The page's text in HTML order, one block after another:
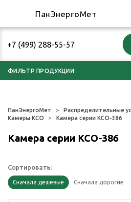
+7 (499) 288-55-57
ПанЭнергоМет
ФИЛЬТР ПРОДУКЦИИ
ПанЭнергоМет
Распределительные
Камеры КСО
Камера серии КСО-386
Камера серии КСО-386
Сортировать: